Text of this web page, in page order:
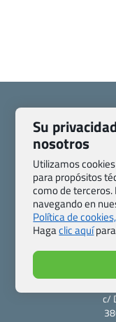
Pasaporte,
Blog de
Preguntas
Política de
c/
Su
nosotros
Utilizamos
para propósitos
como de terceros.
navegando en
Política de cookies,
Hagaclic aquí